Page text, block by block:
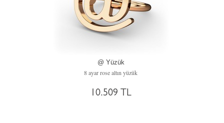
@ Yüzük
8 ayar rose altın yüzük
10.509 TL